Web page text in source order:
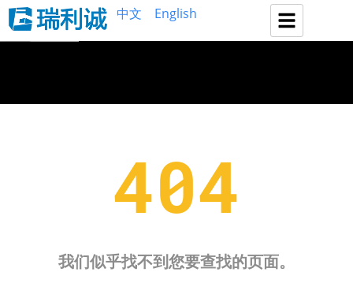
中文 English
404
我们似乎找不到您要查找的页面。